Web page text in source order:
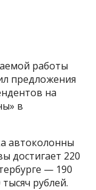
работы
предложения
на
в
автоколонны
достигает 220
— 190
рублей.